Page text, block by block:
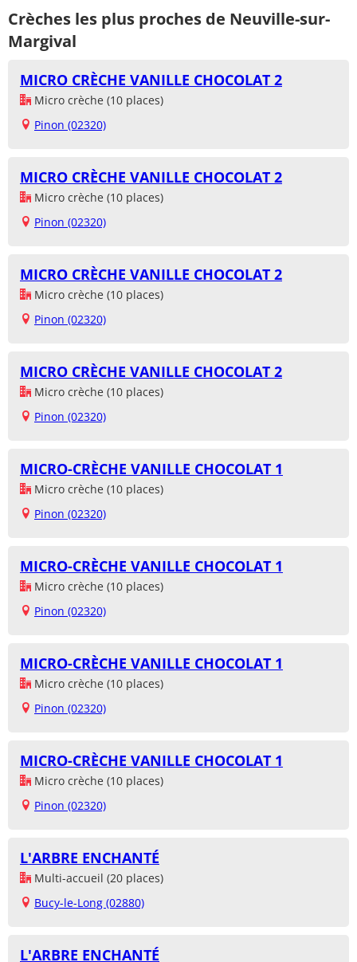
Crèches les plus proches de Neuville-sur-
Margival
MICRO CRÈCHE VANILLE CHOCOLAT 2
Micro crèche (10 places)
Pinon (02320)
MICRO CRÈCHE VANILLE CHOCOLAT 2
Micro crèche (10 places)
Pinon (02320)
MICRO CRÈCHE VANILLE CHOCOLAT 2
Micro crèche (10 places)
Pinon (02320)
MICRO CRÈCHE VANILLE CHOCOLAT 2
Micro crèche (10 places)
Pinon (02320)
MICRO-CRÈCHE VANILLE CHOCOLAT 1
Micro crèche (10 places)
Pinon (02320)
MICRO-CRÈCHE VANILLE CHOCOLAT 1
Micro crèche (10 places)
Pinon (02320)
MICRO-CRÈCHE VANILLE CHOCOLAT 1
Micro crèche (10 places)
Pinon (02320)
MICRO-CRÈCHE VANILLE CHOCOLAT 1
Micro crèche (10 places)
Pinon (02320)
L'ARBRE ENCHANTÉ
Multi-accueil (20 places)
Bucy-le-Long (02880)
L'ARBRE ENCHANTÉ